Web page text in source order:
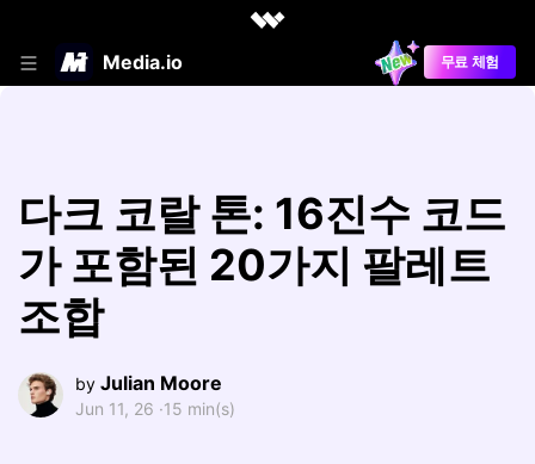
Media.io 무료 체험
다크 코랄 톤: 16진수 코드
가 포함된 20가지 팔레트
조합
by Julian Moore
Jun 11, 26 ·15 min(s)